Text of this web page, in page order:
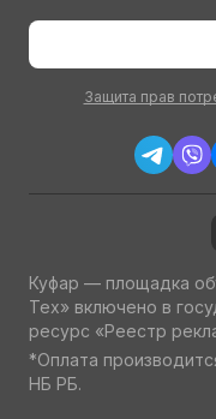
Защита прав
Куфар — площадка
Тех» включено в
ресурс «Реестр
*Оплата
НБ РБ.